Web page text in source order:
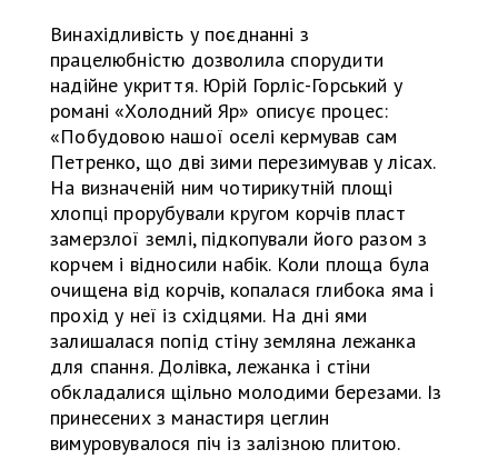
Винахідливість у поєднанні з
працелюбністю дозволила спорудити
надійне укриття. Юрій Горліс-Горський у
романі «Холодний Яр» описує процес:
«Побудовою нашої оселі кермував сам
Петренко, що дві зими перезимував у лісах.
На визначеній ним чотирикутній площі
хлопці прорубували кругом корчів пласт
замерзлої землі, підкопували його разом з
корчем і відносили набік. Коли площа була
очищена від корчів, копалася глибока яма і
прохід у неї із східцями. На дні ями
залишалася попід стіну земляна лежанка
для спання. Долівка, лежанка і стіни
обкладалися щільно молодими березами. Із
принесених з манастиря цеглин
вимуровувалося піч із залізною плитою.